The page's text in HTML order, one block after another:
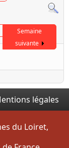
Semaine
suivante
légales
du Loiret,